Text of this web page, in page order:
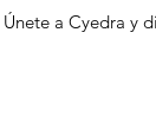
Únete a Cyedra y